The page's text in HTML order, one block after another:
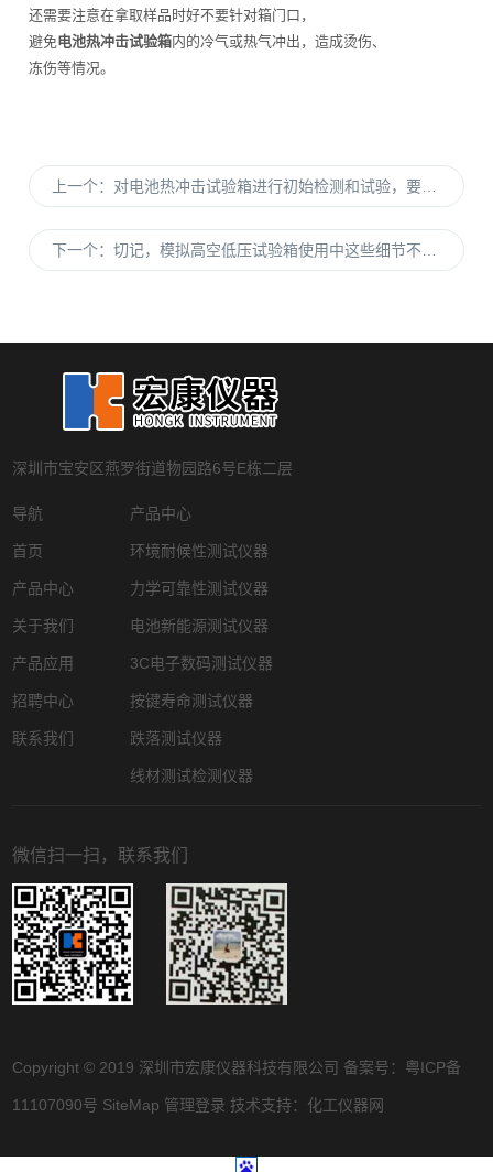
还需要注意在拿取样品时好不要针对箱门口，
避免电池热冲击试验箱内的冷气或热气冲出，造成烫伤、
冻伤等情况。
上一个： 对电池热冲击试验箱进行初始检测和试验，要做哪些操作呢
下一个：切记，模拟高空低压试验箱使用中这些细节不能轻视
深圳市宝安区燕罗街道物园路6号E栋二层
导航
首页
产品中心
关于我们
产品应用
招聘中心
联系我们
产品中心
环境耐候性测试仪器
力学可靠性测试仪器
电池新能源测试仪器
3C电子数码测试仪器
按键寿命测试仪器
跌落测试仪器
线材测试检测仪器
微信扫一扫，联系我们
Copyright © 2019 深圳市宏康仪器科技有限公司 备案号： 粤ICP备
11107090号 SiteMap 管理登录 技术支持： 化工仪器网